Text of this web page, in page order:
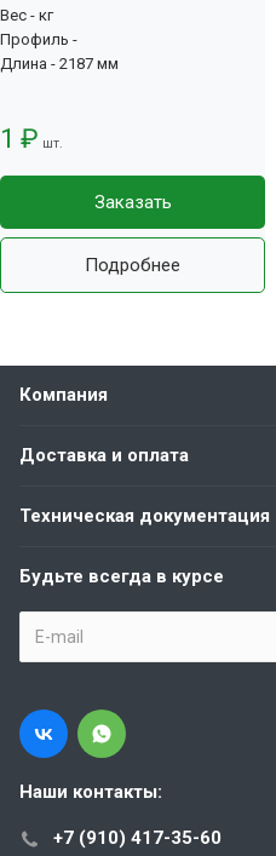
Вес - кг
Профиль -
Длина - 2187 мм
1 ₽ шт.
Заказать
Подробнее
Компания
Доставка и оплата
Техническая документация
Будьте всегда в курсе
Наши контакты:
+7 (910) 417-35-60